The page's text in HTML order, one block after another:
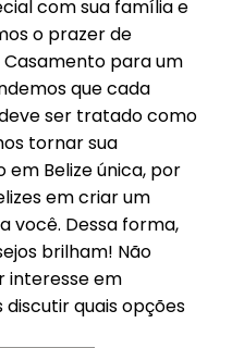
com sua família e
o prazer de
para um
que cada
ser tratado como
tornar sua
Belize única, por
em criar um
você. Dessa forma,
brilham! Não
interesse em
quais opções